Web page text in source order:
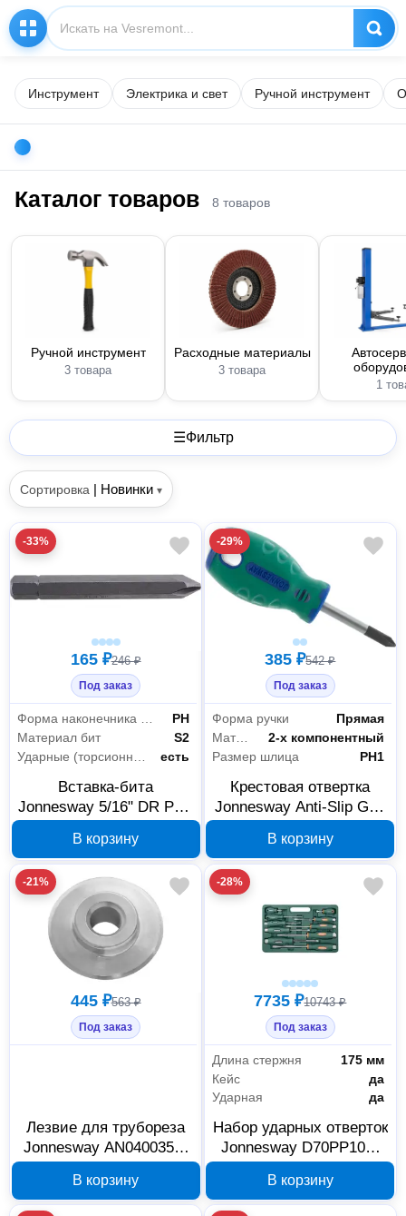
Инструмент Электрика и свет Ручной инструмент
Каталог товаров 8 товаров
Ручной инструмент
3 товара
Расходные материалы
3 товара
1
☰Фильтр
Сортировка | Новинки ▾
-33%
165 ₽246 ₽
Под заказ
PH
Материал бит
S2
есть
Вставка-бита
Jonnesway 5/16" DR PH2
В корзину
-29%
385 ₽542 ₽
Под заказ
Форма ручки
Прямая
Материал рукояти
2-х компонентный
Размер шлица
PH1
Крестовая отвертка
Jonnesway Anti-Slip Grip
46098
В корзину
-21%
445 ₽563 ₽
Под заказ
Лезвие для трубореза
Jonnesway AN040035A,
В корзину
-28%
7735 ₽10743 ₽
Под заказ
Длина стержня
175 мм
Кейс
да
Ударная
да
Набор ударных отверток
Jonnesway D70PP10S,
В корзину